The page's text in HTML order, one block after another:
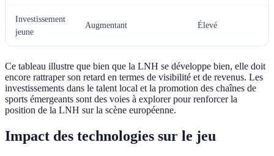
Investissement
jeune
Augmentant Élevé
Ce tableau illustre que bien que la LNH se développe bien, elle doit
encore rattraper son retard en termes de visibilité et de revenus. Les
investissements dans le talent local et la promotion des chaînes de
sports émergeants sont des voies à explorer pour renforcer la
position de la LNH sur la scène européenne.
Impact des technologies sur le jeu